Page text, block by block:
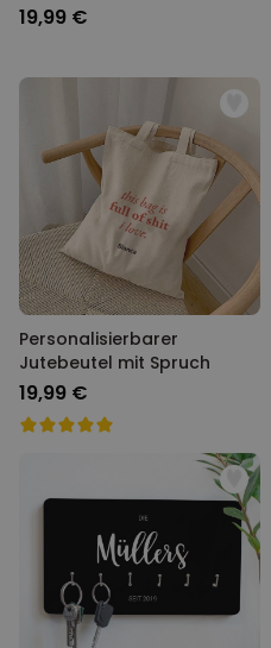
19,99 €
Personalisierbarer
Jutebeutel mit Spruch
19,99 €